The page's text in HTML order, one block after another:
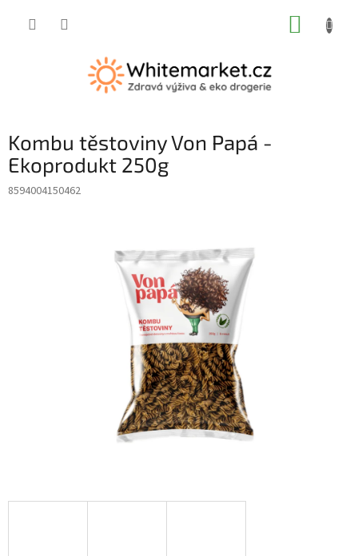
Kombu těstoviny Von Papá -
Ekoprodukt 250g
8594004150462